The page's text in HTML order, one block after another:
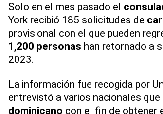
Solo en el mes pasado el
York recibió 185 solicitudes de
provisional con el que pueden
1,200 personas han retornado a
2023.
La información fue recogida por
entrevistó a varios nacionales que
dominicano con el fin de obtener